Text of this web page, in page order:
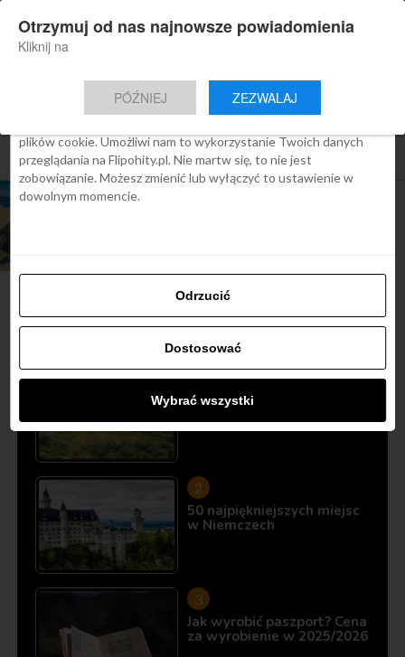
Nowa aplikacja Flipohity
Aktualne wiadomości, artykuły, TOP
Instalacja
All posts tagged "baseny morskie"
ARTYKUŁY
Najbardziej popularne
Śladami Harry’ego Pottera:
50 najpiękniejszych miejsc
w Niemczech
Jak wyrobić paszport? Cena
za wyrobienie w 2025/2026
Zgoda Szczegóły O cookies
Ta strona używa plików cookies
We Flipo robimy wszystko, aby pokazać Ci tylko te treści, które
plików cookie. Umożliwi nam to wykorzystanie Twoich danych
przeglądania na Flipohity.pl. Nie martw się, to nie jest
zobowiązanie. Możesz zmienić lub wyłączyć to ustawienie w
dowolnym momencie.
Odrzucić
Dostosować
Wybrać wszystki
Otrzymuj od nas najnowsze powiadomienia
Kliknij na
PÓŹNIEJ ZEZWALAJ